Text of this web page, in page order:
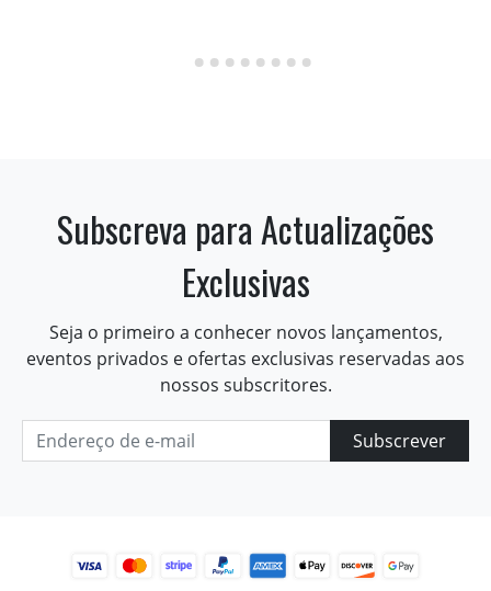
Subscreva para Actualizações
Exclusivas
Seja o primeiro a conhecer novos lançamentos,
eventos privados e ofertas exclusivas reservadas aos
nossos subscritores.
Subscrever